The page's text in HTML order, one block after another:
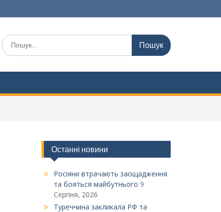
Шукати:
Останні новини
Росіяни втрачають заощадження
та бояться майбутнього 9
Серпня, 2026
Туреччина закликала РФ та